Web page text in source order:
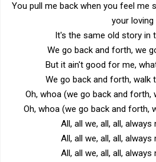
You pull me back when you feel me
your loving
It's the same old story in
We go back and forth, we
But it ain't good for me,
We go back and forth, walk
Oh, whoa (we go back and forth,
Oh, whoa (we go back and forth,
All, all we, all, all, always
All, all we, all, all, always
All, all we, all, all, always